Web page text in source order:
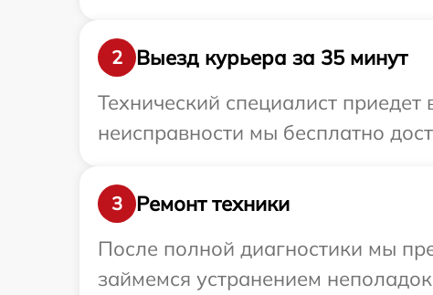
2
Выезд курьера за 35 минут
Технический специалист
неисправности мы бесплатно
3
Ремонт техники
После полной диагностики мы
займемся устранением